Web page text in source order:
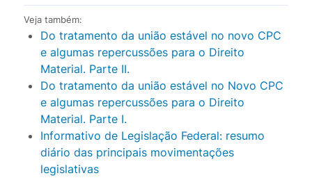
Veja também:
Do tratamento da união estável no novo CPC
e algumas repercussões para o Direito
Material. Parte II.
Do tratamento da união estável no Novo CPC
e algumas repercussões para o Direito
Material. Parte I.
Informativo de Legislação Federal: resumo
diário das principais movimentações
legislativas